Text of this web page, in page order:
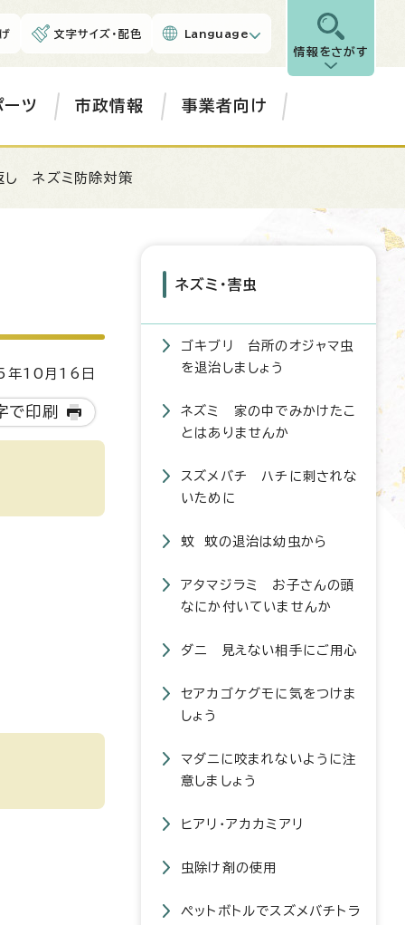
文字サイズ・配色 Language
情報をさがす
ーツ 市政情報 事業者向け
ネズミ防除対策
10月16日
で印刷
ネズミ・害虫
ゴキブリ 台所のオジャマ虫
を退治しましょう
ネズミ 家の中でみかけたこ
とはありませんか
スズメバチ ハチに刺されな
いために
蚊 蚊の退治は幼虫から
アタマジラミ お子さんの頭
なにか付いていませんか
ダニ 見えない相手にご用心
セアカゴケグモに気をつけま
しょう
マダニに咬まれないように注
意しましょう
ヒアリ・アカカミアリ
虫除け剤の使用
ペットボトルでスズメバチトラ